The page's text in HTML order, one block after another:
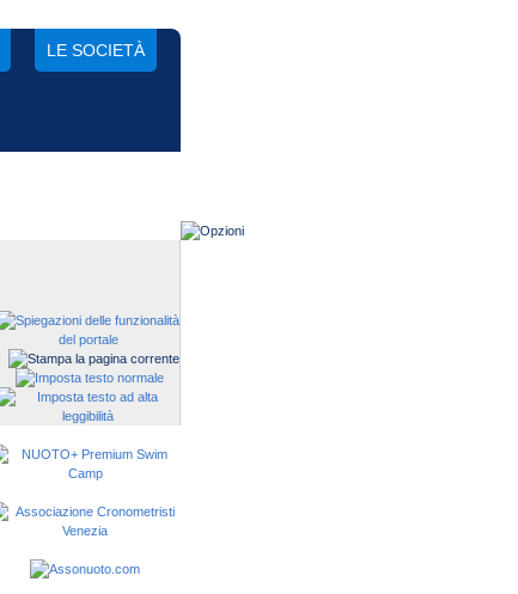
LE SOCIETÀ